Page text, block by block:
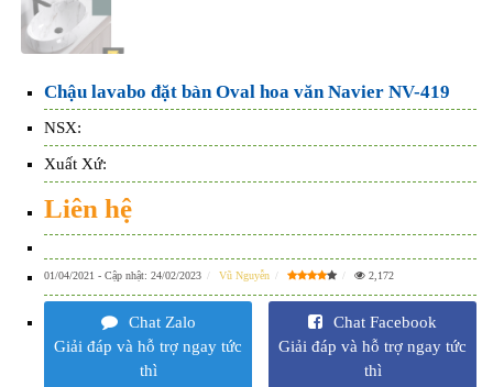
Chậu lavabo đặt bàn Oval hoa văn Navier NV-419
NSX:
Xuất Xứ:
Liên hệ
01/04/2021 - Cập nhật: 24/02/2023 Vũ Nguyễn 2,172
Chat Zalo
Giải đáp và hỗ trợ ngay tức
thì
Chat Facebook
Giải đáp và hỗ trợ ngay tức
thì